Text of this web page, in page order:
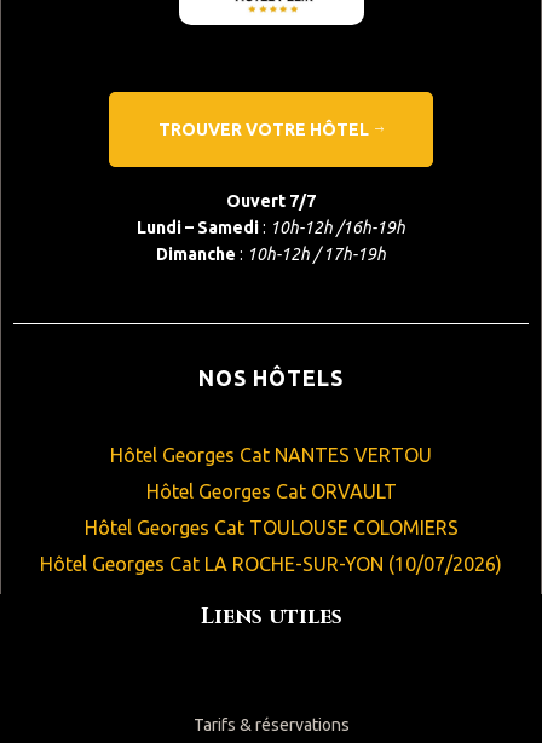
TROUVER VOTRE HÔTEL
Ouvert 7/7
Lundi – Samedi: 10h-12h /16h-19h
Dimanche : 10h-12h / 17h-19h
NOS HÔTELS
Hôtel Georges Cat NANTES VERTOU
Hôtel Georges Cat ORVAULT
Hôtel Georges Cat TOULOUSE COLOMIERS
Hôtel Georges Cat LA ROCHE-SUR-YON (10/07/2026)
Liens utiles
Tarifs & réservations